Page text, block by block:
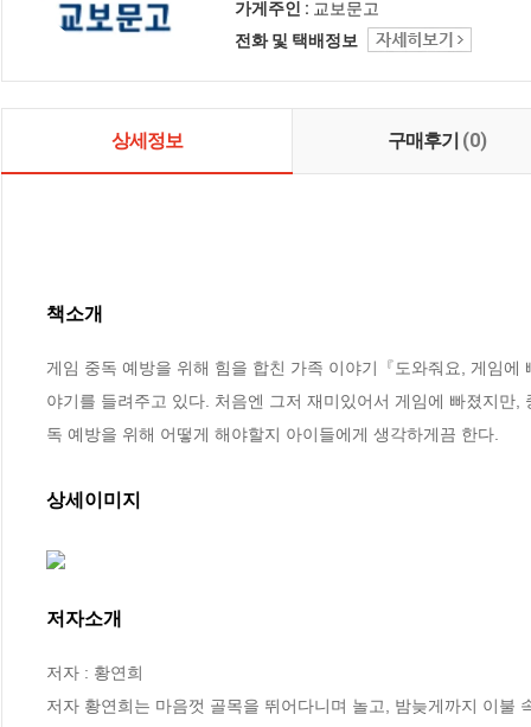
가게주인 : 교보문고
전화 및 택배정보
상세정보 구매후기 (0)
책소개
게임 중독 예방을 위해 힘을 합친 가족 이야기『도와줘요, 게임
야기를 들려주고 있다. 처음엔 그저 재미있어서 게임에 빠졌지만
독 예방을 위해 어떻게 해야할지 아이들에게 생각하게끔 한다.
상세이미지
저자소개
저자 : 황연희
저자 황연희는 마음껏 골목을 뛰어다니며 놀고, 밤늦게까지 이불